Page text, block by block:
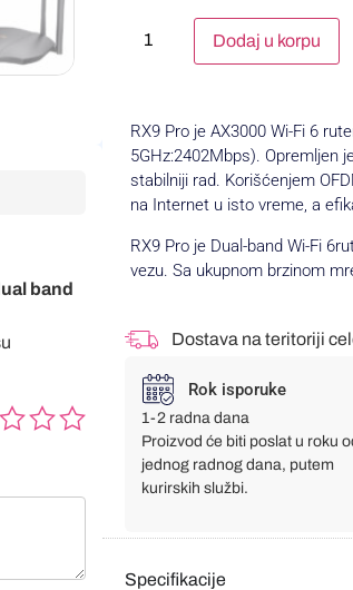
band
Dodaj u korpu
RX9 Pro je AX3000 Wi-Fi 6
5GHz:2402Mbps). Opremljen
stabilniji rad. Korišćenjem
na Internet u isto vreme, a
RX9 Pro je Dual-band Wi-Fi
vezu. Sa ukupnom brzinom
Dostava na teritoriji
Rok isporuke
1-2 radna dana
Proizvod će biti poslat u roku
jednog radnog dana, putem
kurirskih službi.
Specifikacije